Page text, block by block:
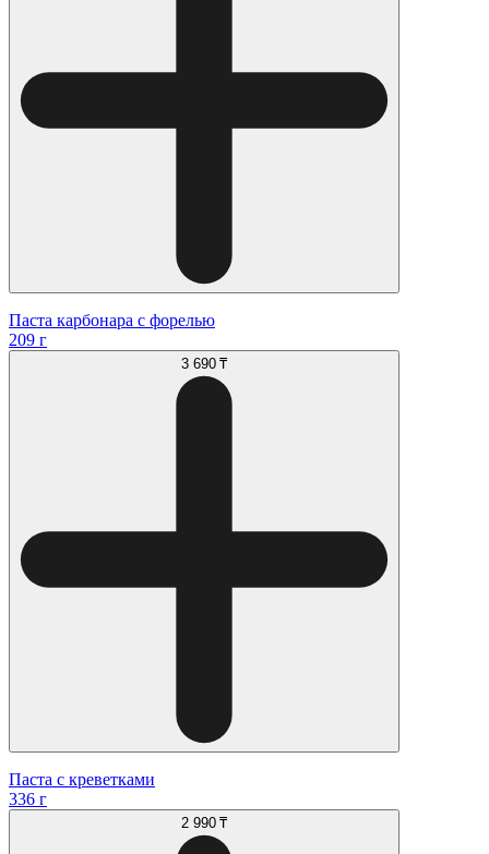
Паста карбонара с форелью
209 г
3 690 ₸
Паста с креветками
336 г
2 990 ₸